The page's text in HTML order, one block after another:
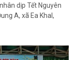
dịp Tết Nguyên
A, xã Ea Khal,